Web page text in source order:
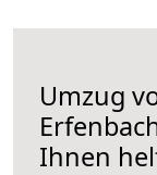
Umzug
Ihnen